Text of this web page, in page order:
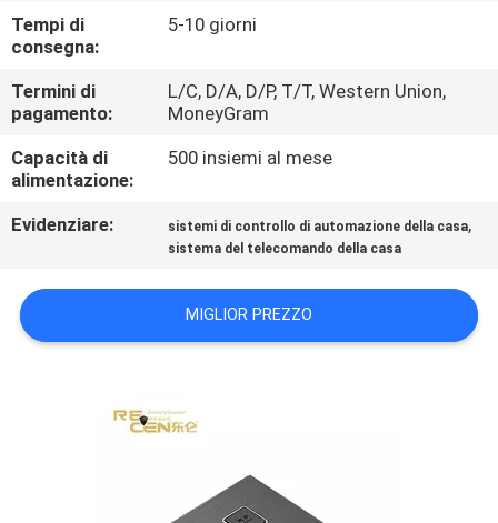
RICHIEDA
UNA
CITAZIONE
MAPPA
SITO
PRIVACY
POLICY
Tempi di
consegna:
5-10 giorni
Termini di
pagamento:
L/C, D/A, D/P, T/T, Western Union,
MoneyGram
Capacità di
alimentazione:
500 insiemi al mese
Evidenziare: sistemi di controllo di automazione della casa,
sistema del telecomando della casa
MIGLIOR PREZZO